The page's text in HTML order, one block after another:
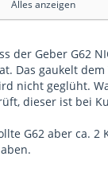
Kontrollleuchte
Strom
Alles anzeigen
der Geber G62
Das gaukelt
nicht geglüht.
dieser ist bei
G62 aber ca. 2